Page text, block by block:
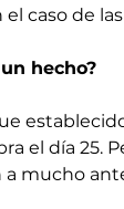
caso de
hecho?
el día 25.
a mucho